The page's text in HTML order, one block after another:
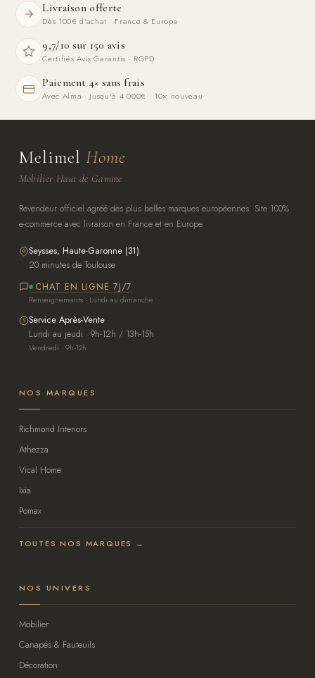
Livraison offerte
Dès 100€ d'achat · France & Europe
9,7/10 sur 150 avis
Certifiés Avis Garantis · RGPD
Paiement 4× sans frais
Avec Alma · Jusqu'à 4 000€ · 10× nouveau
Melimel Home
Mobilier Haut de Gamme
Revendeur officiel agréé des plus belles marques européennes. Site 100%
e-commerce avec livraison en France et en Europe.
Seysses, Haute-Garonne (31)
20 minutes de Toulouse
CHAT EN LIGNE 7J/7
Renseignements · Lundi au dimanche
Service Après-Vente
Lundi au jeudi · 9h-12h / 13h-15h
Vendredi · 9h-12h
NOS MARQUES
Richmond Interiors
Athezza
Vical Home
Ixia
Pomax
TOUTES NOS MARQUES →
NOS UNIVERS
Mobilier
Canapés & Fauteuils
Décoration